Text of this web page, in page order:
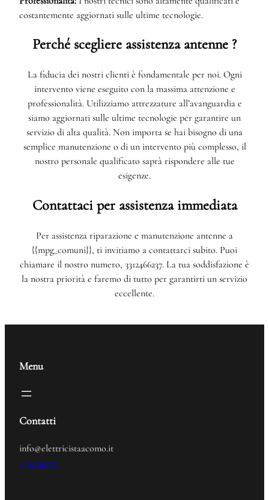
costantemente aggiornati sulle ultime tecnologie.
Perché scegliere assistenza antenne ?
La fiducia dei nostri clienti è fondamentale per noi. Ogni
intervento viene eseguito con la massima attenzione e
professionalità. Utilizziamo attrezzature all’avanguardia e
siamo aggiornati sulle ultime tecnologie per garantire un
servizio di alta qualità. Non importa se hai bisogno di una
semplice manutenzione o di un intervento più complesso, il
nostro personale qualificato saprà rispondere alle tue
esigenze.
Contattaci per assistenza immediata
Per assistenza riparazione e manutenzione antenne a
{{mpg_comuni}}, ti invitiamo a contattarci subito. Puoi
chiamare il nostro numero, 3312466237. La tua soddisfazione è
la nostra priorità e faremo di tutto per garantirti un servizio
eccellente.
Menu
Contatti
info@elettricistaacomo.it
3312466237